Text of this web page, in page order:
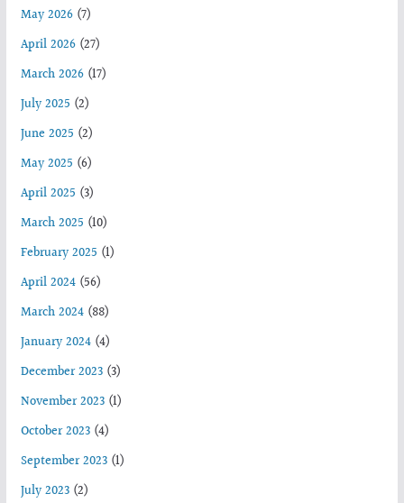
May 2026(7)
April 2026(27)
March 2026(17)
July 2025 (2)
June 2025 (2)
May 2025 (6)
April 2025 (3)
March 2025 (10)
February 2025 (1)
April 2024(56)
March 2024(88)
January 2024(4)
December 2023(3)
November 2023(1)
October 2023(4)
September 2023(1)
July 2023(2)